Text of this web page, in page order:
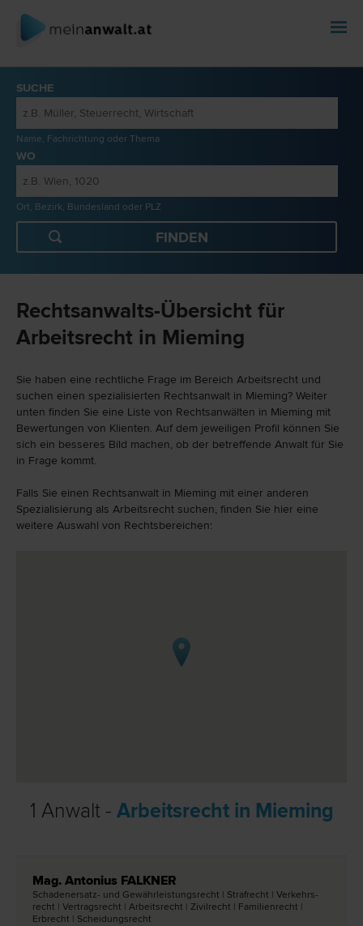
SUCHE
Name, Fachrichtung oder Thema
WO
Ort, Bezirk, Bundesland oder PLZ
Rechtsanwalts-Übersicht für
Arbeitsrecht in Mieming
Sie haben eine rechtliche Frage im Bereich Arbeitsrecht und
suchen einen spezialisierten Rechtsanwalt in Mieming? Weiter
unten finden Sie eine Liste von Rechtsanwälten in Mieming mit
Bewertungen von Klienten. Auf dem jeweiligen Profil können Sie
sich ein besseres Bild machen, ob der betreffende Anwalt für Sie
in Frage kommt.
Falls Sie einen Rechtsanwalt in Mieming mit einer anderen
Spezialisierung als Arbeitsrecht suchen, finden Sie hier eine
weitere Auswahl von Rechtsbereichen:
1 Anwalt - Arbeitsrecht in Mieming
Mag. Antonius FALKNER
Schadenersatz- und Gewährleistungs­recht | Straf­recht | Verkehrs­
recht | Vertrags­recht | Arbeits­recht | Zivil­recht | Familien­recht |
Erb­recht | Scheidungs­recht